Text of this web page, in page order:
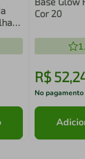
Cor 20
R$ 52,
No